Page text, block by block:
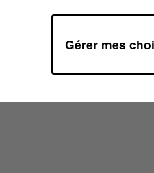
Gérer mes